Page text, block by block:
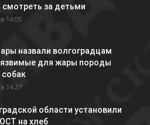
смотреть за детьми
14:05
назвали волгоградцам
для жары породы
14:27
области установили
на хлеб